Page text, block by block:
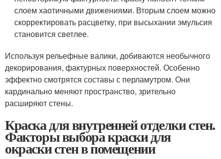
слоем хаотичными движениями. Вторым слоем можно
скорректировать расцветку, при высыхании эмульсия
становится светлее.
Используя рельефные валики, добиваются необычного
декорирования, фактурных поверхностей. Особенно
эффектно смотрятся составы с перламутром. Они
кардинально меняют пространство, зрительно
расширяют стены.
Краска для внутренней отделки стен.
Факторы выбора краски для
окраски стен в помещении